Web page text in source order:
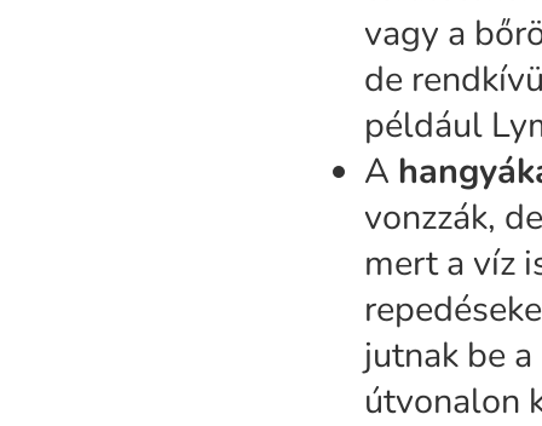
vagy a
de
például
A
vonzzák,
mert a víz
jutnak be
útvonalon